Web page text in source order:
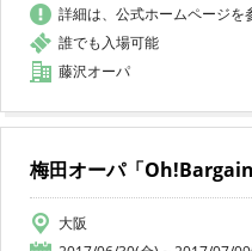
詳細は、公式ホームページを
誰でも入場可能
藤沢オーパ
梅田オーパ「Oh!Bargain
大阪